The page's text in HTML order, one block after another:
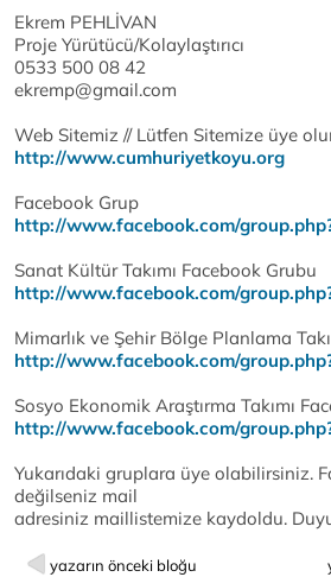
Ekrem PEHLİVAN
Proje Yürütücü/Kolaylaştırıcı
0533 500 08 42
ekremp@gmail.com
Web Sitemiz // Lütfen Sitemize üye
http://www.cumhuriyetkoyu.org
Facebook Grup
http://www.facebook.com/gr
Sanat Kültür Takımı Facebook Grubu
http://www.facebook.com/gr
Mimarlık ve Şehir Bölge Planlama
http://www.facebook.com/gr
Sosyo Ekonomik Araştırma Takımı
http://www.facebook.com/gr
Yukarıdaki gruplara üye olabilirsiniz.
değilseniz mail
adresiniz maillistemize kaydoldu.
yazarın önceki bloğu